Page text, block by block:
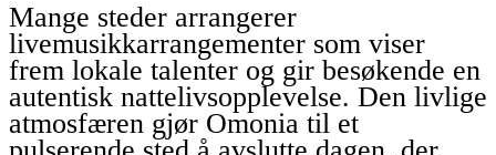
Mange steder arrangerer
livemusikkarrangementer som viser
frem lokale talenter og gir besøkende en
autentisk nattelivsopplevelse. Den livlige
atmosfæren gjør Omonia til et